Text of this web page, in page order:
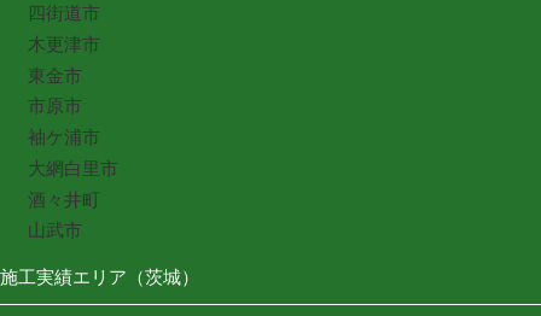
四街道市
木更津市
東金市
市原市
袖ケ浦市
大網白里市
酒々井町
山武市
施工実績エリア（茨城）